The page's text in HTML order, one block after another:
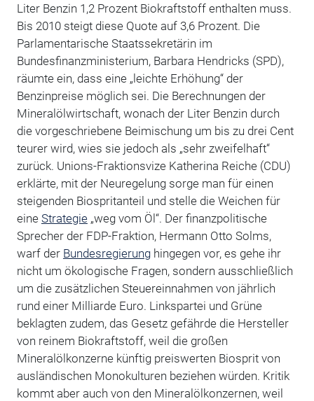
Liter Benzin 1,2 Prozent Biokraftstoff enthalten muss.
Bis 2010 steigt diese Quote auf 3,6 Prozent. Die
Parlamentarische Staatssekretärin im
Bundesfinanzministerium, Barbara Hendricks (SPD),
räumte ein, dass eine „leichte Erhöhung“ der
Benzinpreise möglich sei. Die Berechnungen der
Mineralölwirtschaft, wonach der Liter Benzin durch
die vorgeschriebene Beimischung um bis zu drei Cent
teurer wird, wies sie jedoch als „sehr zweifelhaft“
zurück. Unions-Fraktionsvize Katherina Reiche (CDU)
erklärte, mit der Neuregelung sorge man für einen
steigenden Biospritanteil und stelle die Weichen für
eine Strategie„weg vom Öl“. Der finanzpolitische
Sprecher der FDP-Fraktion, Hermann Otto Solms,
warf der Bundesregierunghingegen vor, es gehe ihr
nicht um ökologische Fragen, sondern ausschließlich
um die zusätzlichen Steuereinnahmen von jährlich
rund einer Milliarde Euro. Linkspartei und Grüne
beklagten zudem, das Gesetz gefährde die Hersteller
von reinem Biokraftstoff, weil die großen
Mineralölkonzerne künftig preiswerten Biosprit von
ausländischen Monokulturen beziehen würden. Kritik
kommt aber auch von den Mineralölkonzernen, weil